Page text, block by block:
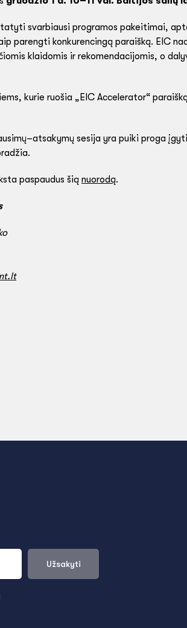
svarbiausi programos pakeitimai,
parengti konkurencingą paraišką. EIC
klaidomis ir rekomendacijomis, o
kurie ruošia „EIC Accelerator“
sesija yra puiki proga
paspaudus šią nuorodą.
Užsakyti